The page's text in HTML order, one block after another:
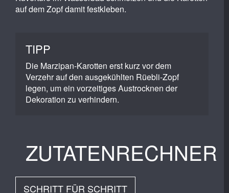
auf dem Zopf damit festkleben.
TIPP
Die Marzipan-Karotten erst kurz vor dem
Verzehr auf den ausgekühlten Rüebli-Zopf
legen, um ein vorzeitiges Austrocknen der
Dekoration zu verhindern.
ZUTATENRECHNER
SCHRITT FÜR SCHRITT